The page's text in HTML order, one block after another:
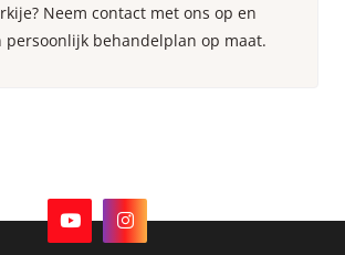
Neem contact met ons op en
persoonlijk behandelplan op maat.